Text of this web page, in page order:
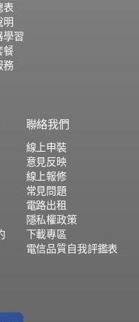
表
明
學習
餐
務
聯絡我們
線上申裝
意見反映
線上報修
常見問題
電路出租
隱私權政策
下載專區
電信品質自我評鑑表